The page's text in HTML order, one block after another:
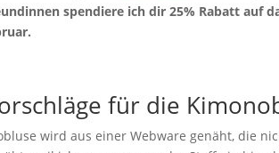
spendiere ich dir 25% Rabatt auf
für die
wird aus einer Webware genäht, die